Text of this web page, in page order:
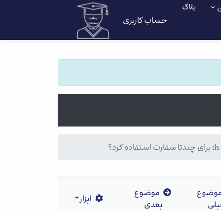
بلاگ
حساب کاربری
موضوع
موضوع
بعدی
ابزار